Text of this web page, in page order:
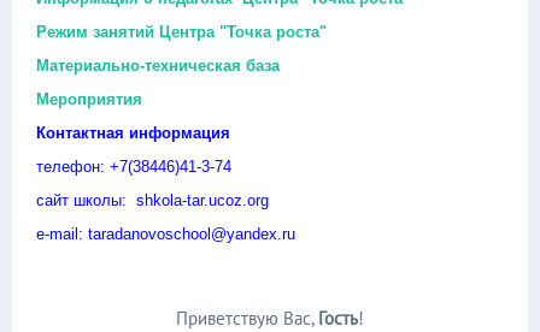
Режим занятий Центра "Точка роста"
Материально-техническая база
Мероприятия
Контактная информация
телефон: +7(38446)41-3-74
сайт школы: shkola-tar.ucoz.org
e-mail: taradanovoschool@yandex.ru
Приветствую Вас, Гость!